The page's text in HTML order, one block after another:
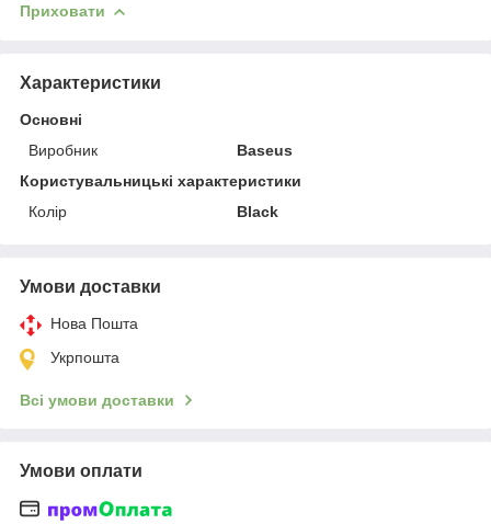
Приховати
Характеристики
Основні
Виробник
Baseus
Користувальницькі характеристики
Колір
Black
Умови доставки
Нова Пошта
Укрпошта
Всі умови доставки
Умови оплати